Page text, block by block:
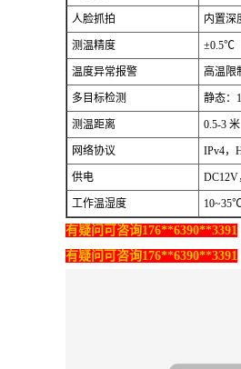
人脸抓拍 内置深
测温精度 ±0.5℃
温度异常报警 高温限
多目标检测 静态：
测温距离 0.5-3
网络协议 IPv4，
供电 DC12V
工作温湿度
有疑问可咨询176**6390**3391
有疑问可咨询176**6390**3391